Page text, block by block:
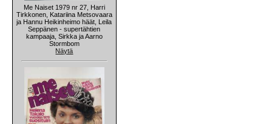
Me Naiset 1979 nr 27, Harri
Tirkkonen, Katariina Metsovaara
ja Hannu Heikinheimo häät, Leila
Seppänen - supertähtien
kampaaja, Sirkka ja Aarno
Stormbom
Näytä